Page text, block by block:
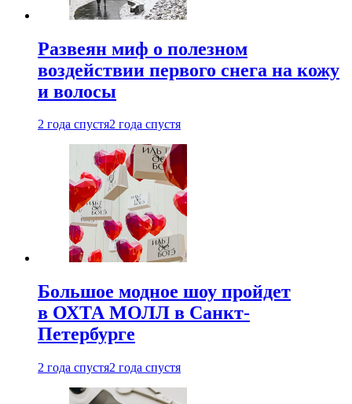
Развеян миф о полезном
воздействии первого снега на кожу
и волосы
2 года спустя2 года спустя
Большое модное шоу пройдет
в ОХТА МОЛЛ в Санкт-
Петербурге
2 года спустя2 года спустя